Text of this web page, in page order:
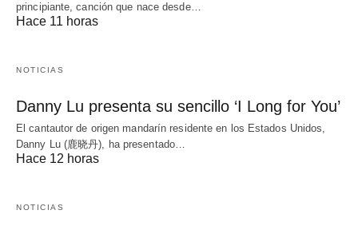
principiante, canción que nace desde…
Hace 11 horas
NOTICIAS
Danny Lu presenta su sencillo ‘I Long for You’
El cantautor de origen mandarín residente en los Estados Unidos,
Danny Lu (鹿晓丹), ha presentado…
Hace 12 horas
NOTICIAS